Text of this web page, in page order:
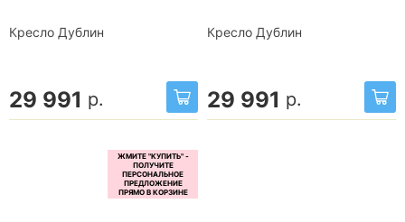
Кресло Дублин
29 991 р.
Кресло Дублин
29 991 р.